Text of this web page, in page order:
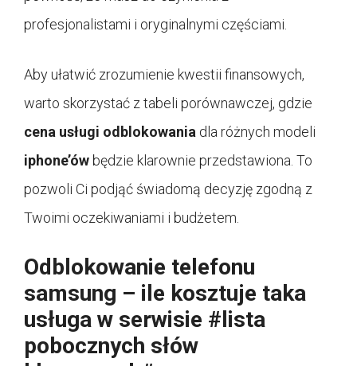
profesjonalistami i oryginalnymi częściami.
Aby ułatwić zrozumienie kwestii finansowych,
warto skorzystać z tabeli porównawczej, gdzie
cena usługi odblokowania dla różnych modeli
iphone’ów będzie klarownie przedstawiona. To
pozwoli Ci podjąć świadomą decyzję zgodną z
Twoimi oczekiwaniami i budżetem.
Odblokowanie telefonu
samsung – ile kosztuje taka
usługa w serwisie #lista
pobocznych słów